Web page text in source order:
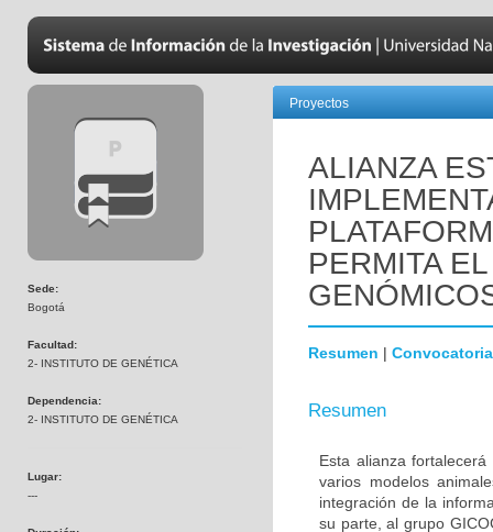
Sede:
Bogotá
Facultad:
2- INSTITUTO DE GENÉTICA
Dependencia:
2- INSTITUTO DE GENÉTICA
Lugar:
---
Proyectos
ALIANZA
PERMITA
Resumen | Convocatoria
Resumen
Esta alianza
varios modelos
integración de la
su parte, al grupo